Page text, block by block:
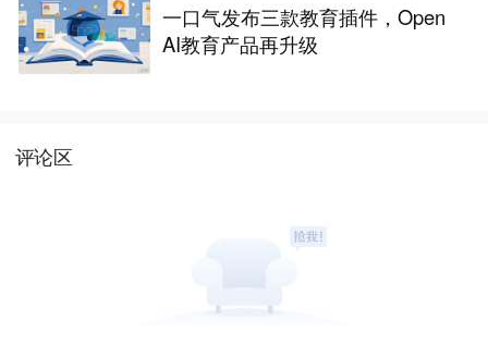
一口气发布三款教育插件，Open
AI教育产品再升级
评论区